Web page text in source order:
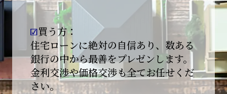
う、何卒よろしくお願い申し上げます。
2026-01-09
【新年あけましておめでとうございます】
本日より始業いたしました。
昨年は多くのご縁とご支援をいただき、心より
買う方：
住宅ローンに絶対の自信あり、数ある
銀行の中から最善をプレゼンします。
金利交渉や価格交渉も全てお任せくだ
さい。